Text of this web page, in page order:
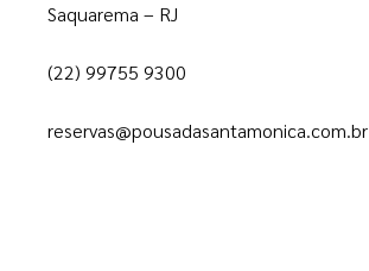
Saquarema – RJ
(22) 99755 9300
reservas@pousadasantamonica.com.br